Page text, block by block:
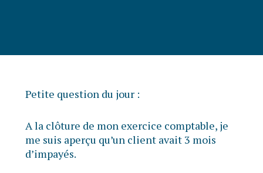
Petite question du jour :
A la clôture de mon exercice comptable, je
me suis aperçu qu’un client avait 3 mois
d’impayés.